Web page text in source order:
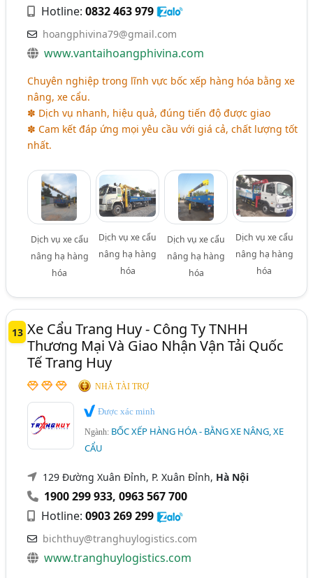
Hotline:0832 463 979
hoangphivina79@gmail.com
www.vantaihoangphivina.com
Chuyên nghiệp trong lĩnh vực bốc xếp hàng hóa bằng xe
nâng, xe cẩu.
✽ Dịch vụ nhanh, hiệu quả, đúng tiến độ được giao
✽ Cam kết đáp ứng mọi yêu cầu với giá cả, chất lượng tốt
nhất.
Dịch vụ xe cẩu
nâng hạ hàng
hóa
Dịch vụ xe cẩu
nâng hạ hàng
hóa
Dịch vụ xe cẩu
nâng hạ hàng
hóa
Dịch vụ xe cẩu
nâng hạ hàng
hóa
13 Xe Cẩu Trang Huy - Công Ty TNHH
Thương Mại Và Giao Nhận Vận Tải Quốc
Tế Trang Huy
NHÀ TÀI TRỢ
Được xác minh
Ngành: BỐC XẾP HÀNG HÓA - BẰNG XE NÂNG, XE
CẨU
129 Đường Xuân Đỉnh, P. Xuân Đỉnh, Hà Nội
1900 299 933,0963 567 700
Hotline:0903 269 299
bichthuy@tranghuylogistics.com
www.tranghuylogistics.com